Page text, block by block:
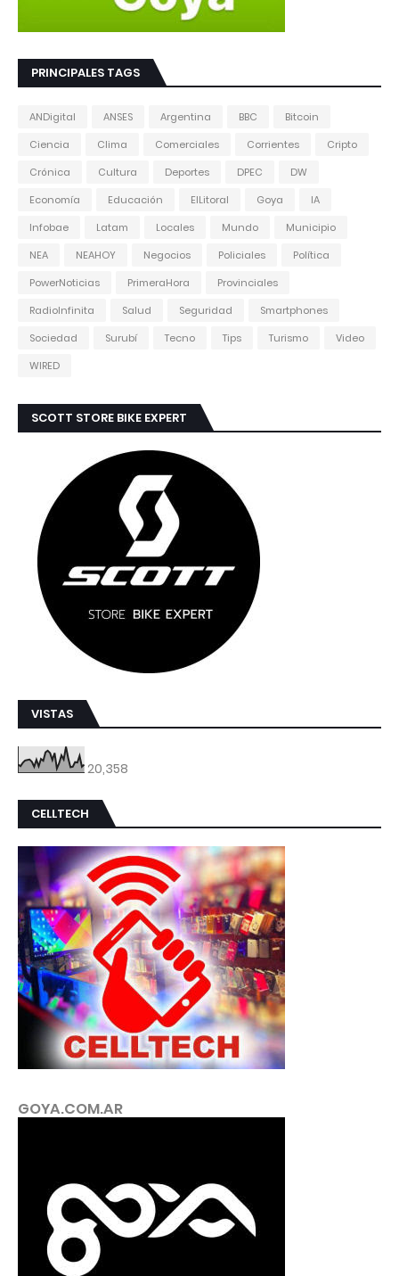
PRINCIPALES TAGS
ANDigital ANSES Argentina BBC
Bitcoin
Ciencia
Clima Comerciales Corrientes
Cripto
Crónica
Cultura Deportes DPEC
DW
Economía
Educación ElLitoral Goya
IA
Infobae
Latam Locales Mundo
Municipio
NEA
NEAHOY Negocios Policiales
Política
PowerNoticias
PrimeraHora
Provinciales
RadioInfinita
Salud Seguridad
Smartphones
Sociedad
Surubí Tecno Tips Turismo
Video
WIRED
SCOTT STORE BIKE EXPERT
VISTAS
20,358
CELLTECH
GOYA.COM.AR